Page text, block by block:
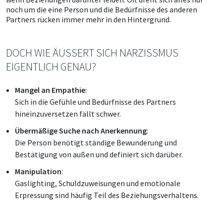
noch um die eine Person und die Bedürfnisse des anderen
Partners rücken immer mehr in den Hintergrund.
DOCH WIE ÄUSSERT SICH NARZISSMUS E
IGENTLICH GENAU?
Mangel an Empathie:
Sich in die Gefühle und Bedürfnisse des Partners
hineinzuversetzen fällt schwer.
Übermäßige Suche nach Anerkennung:
Die Person benötigt ständige Bewunderung und
Bestätigung von außen und definiert sich darüber.
Manipulation:
Gaslighting, Schuldzuweisungen und emotionale
Erpressung sind häufig Teil des Beziehungsverhaltens.